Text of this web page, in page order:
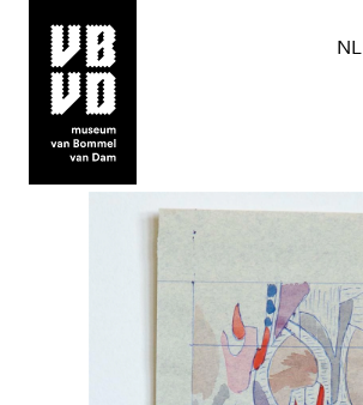
museum van Bommel van Dam
NL